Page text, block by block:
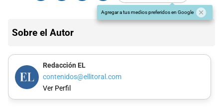
Agregar a tus medios preferidos en Google
Sobre el Autor
Redacción EL
contenidos@ellitoral.com
Ver Perfil